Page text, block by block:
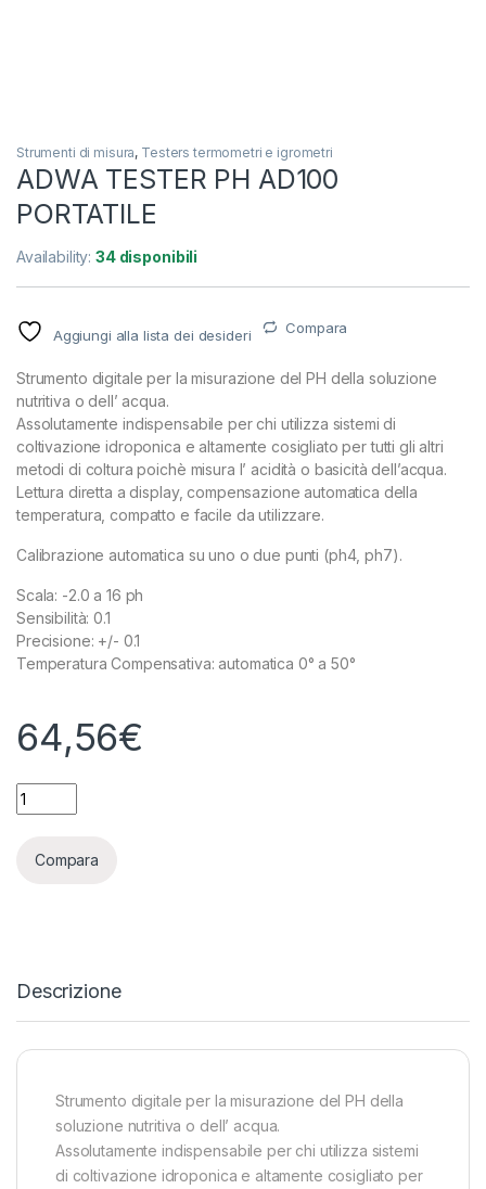
Strumenti di misura, Testers termometri e igrometri
ADWA TESTER PH AD100
PORTATILE
Availability:34 disponibili
Aggiungi alla lista dei desideri Compara
Strumento digitale per la misurazione del PH della soluzione
nutritiva o dell’ acqua.
Assolutamente indispensabile per chi utilizza sistemi di
coltivazione idroponica e altamente cosigliato per tutti gli altri
metodi di coltura poichè misura l’ acidità o basicità dell’acqua.
Lettura diretta a display, compensazione automatica della
temperatura, compatto e facile da utilizzare.
Calibrazione automatica su uno o due punti (ph4, ph7).
Scala: -2.0 a 16 ph
Sensibilità: 0.1
Precisione: +/- 0.1
Temperatura Compensativa: automatica 0° a 50°
64,56€
ADWA TESTER PH AD100 PORTATILE quantity
Compara
Descrizione
Strumento digitale per la misurazione del PH della
soluzione nutritiva o dell’ acqua.
Assolutamente indispensabile per chi utilizza sistemi
di coltivazione idroponica e altamente cosigliato per